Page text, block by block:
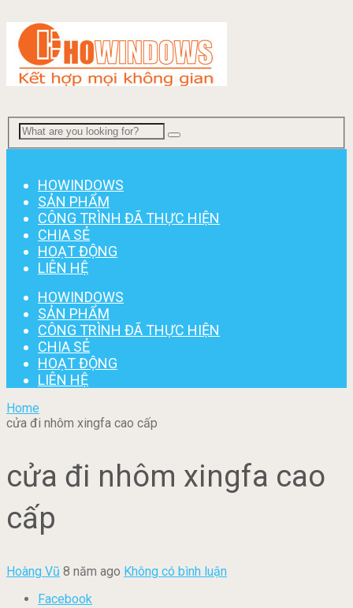
HOWINDOWS
SẢN PHẨM
CÔNG TRÌNH ĐÃ THỰC HIỆN
CHIA SẺ
HOẠT ĐỘNG
LIÊN HỆ
HOWINDOWS
SẢN PHẨM
CÔNG TRÌNH ĐÃ THỰC HIỆN
CHIA SẺ
HOẠT ĐỘNG
LIÊN HỆ
Home
cửa đi nhôm xingfa cao cấp
cửa đi nhôm xingfa cao
cấp
Hoàng Vũ 8 năm ago Không có bình luận
Facebook